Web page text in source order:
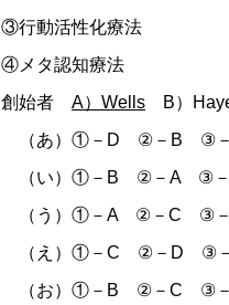
③行動活性化療法
④メタ認知療法
創始者 A）Wells B）
（あ）①－D ②－B ③
（い）①－B ②－A ③
（う）①－A ②－C ③
（え）①－C ②－D ③
（お）①－B ②－C ③